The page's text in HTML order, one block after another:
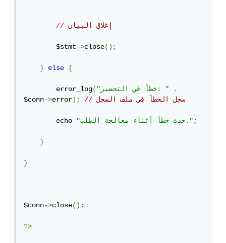
// إغلاق البيان
$stmt->close();
} else {
error_log( "خطأ في التحضير: "
.
$conn->error); // سجل الخطأ في ملف السجل
echo "حدث خطأ أثناء معالجة الطلب.";
}
}
$conn->close();
?>